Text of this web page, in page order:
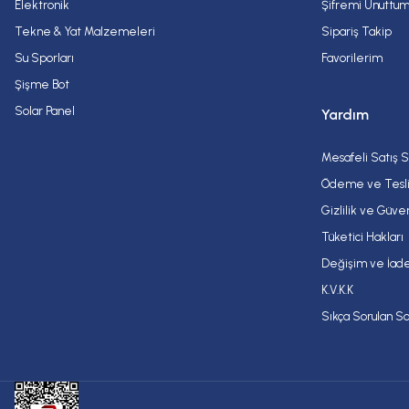
Elektronik
Tekne & Yat Malzemeleri
Su Sporları
Şişme Bot
Solar Panel
Şifremi Unuttum
Sipariş Takip
Favorilerim
Yardım
Mesafeli Satış
Ödeme ve
Gizlilik ve
Tüketici Hakları
Değişim ve
K.V.K.K
Sıkça Sorulan